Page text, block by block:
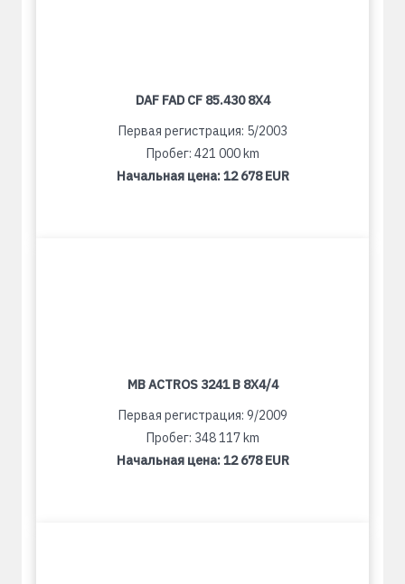
DAF FAD CF 85.430 8X4
Первая регистрация: 5/2003
Пробег: 421 000 km
Начальная цена:12 678 EUR
MB ACTROS 3241 B 8X4/4
Первая регистрация: 9/2009
Пробег: 348 117 km
Начальная цена:12 678 EUR